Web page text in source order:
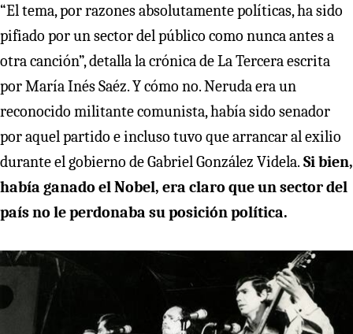
“El tema, por razones absolutamente políticas, ha sido
pifiado por un sector del público como nunca antes a
otra canción”, detalla la crónica de La Tercera escrita
por María Inés Saéz. Y cómo no. Neruda era un
reconocido militante comunista, había sido senador
por aquel partido e incluso tuvo que arrancar al exilio
durante el gobierno de Gabriel González Videla. Si bien,
había ganado el Nobel, era claro que un sector del
país no le perdonaba su posición política.